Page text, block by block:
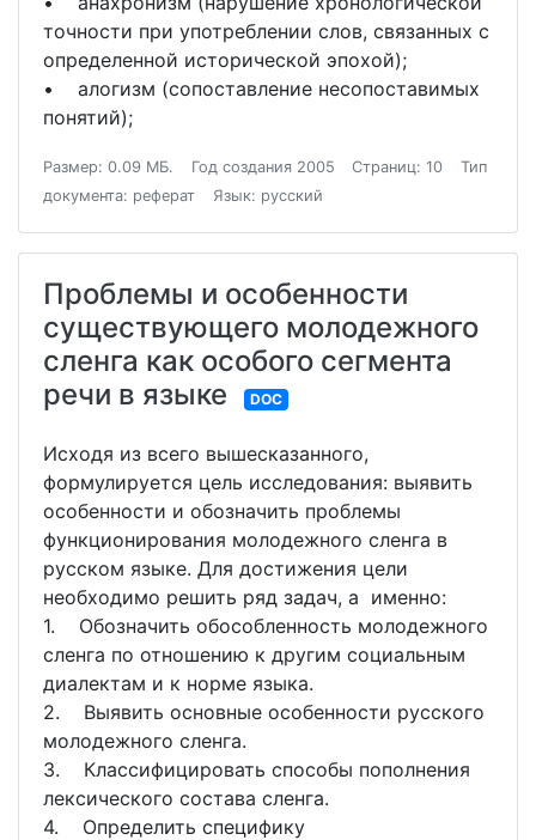
точности при употреблении слов, связанных с
определенной исторической эпохой);
• алогизм (сопоставление несопоставимых
понятий);
Размер: 0.09 МБ. Год создания 2005 Страниц: 10
Тип
документа: реферат
Язык: русский
Проблемы и особенности
существующего молодежного
сленга как особого сегмента
речи в языке
DOC
Исходя из всего вышесказанного,
формулируется цель исследования: выявить
особенности и обозначить проблемы
функционирования молодежного сленга в
русском языке. Для достижения цели
необходимо решить ряд задач, а именно:
1. Обозначить обособленность молодежного
сленга по отношению к другим социальным
диалектам и к норме языка.
2. Выявить основные особенности русского
молодежного сленга.
3. Классифицировать способы пополнения
лексического состава сленга.
4. Определить специфику